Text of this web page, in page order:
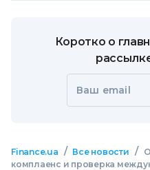
Коротко о
Ваш email
Finance.ua / Все новости /
комплаенс и проверка